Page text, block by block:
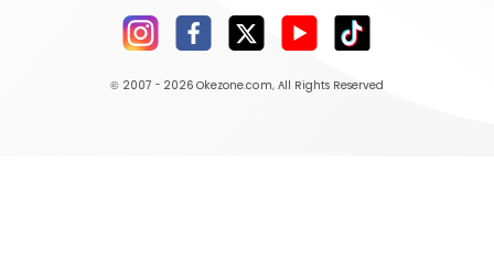
© 2007 - 2026 Okezone.com, All Rights Reserved